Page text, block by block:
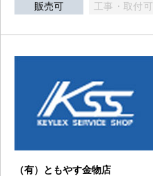
販売可 工事・取付可
（有）ともやす金物店